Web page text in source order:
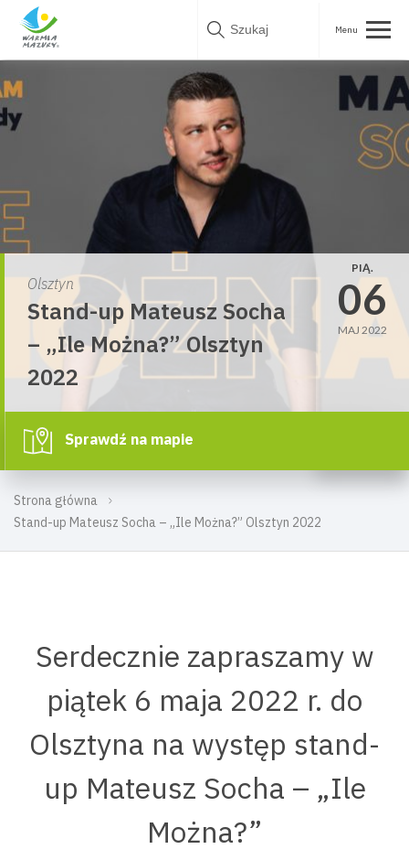
Skip
Strona główna
Stand-up Mateusz Socha – „Ile Można?” Olsztyn 2022
Olsztyn
Stand-up Mateusz Socha
– „Ile Można?” Olsztyn
2022
PIĄ.
06
MAJ 2022
Sprawdź na mapie
Serdecznie zapraszamy w
piątek 6 maja 2022 r. do
Olsztyna na występ stand-
up Mateusz Socha – „Ile
Można?”